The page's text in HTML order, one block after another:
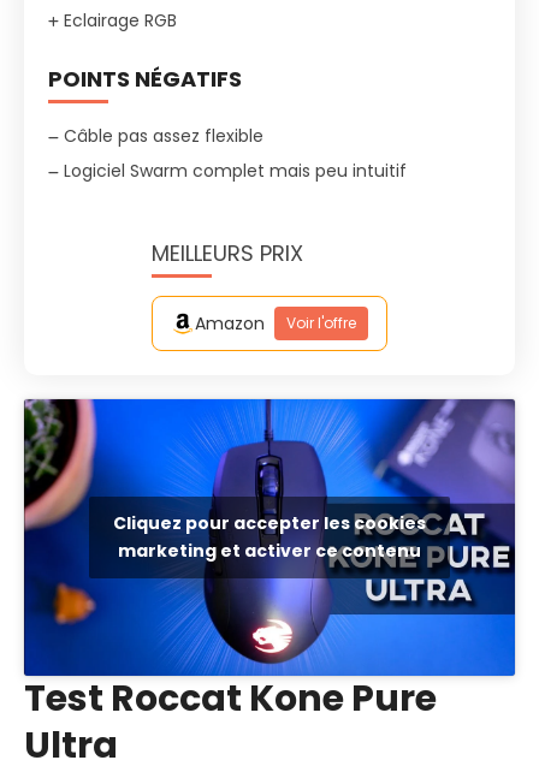
MEILLEURS PRIX
Amazon Voir l'offre
Eclairage RGB
POINTS NÉGATIFS
Câble pas assez flexible
Logiciel Swarm complet mais peu intuitif
Cliquez pour accepter les cookies
marketing et activer ce contenu
Test Roccat Kone Pure
Ultra